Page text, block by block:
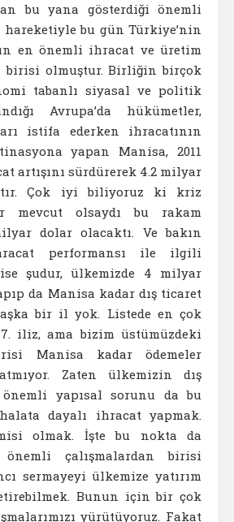
bu yana gösterdiği önemli
bu gün Türkiye’nin
en önemli ihracat ve üretim
birisi olmuştur. Birliğin birçok
tabanlı siyasal ve politik
Avrupa’da hükümetler,
istifa ederken ihracatının
yapan Manisa, 2011
artışını sürdürerek 4.2 milyar
Çok iyi biliyoruz ki kriz
mevcut olsaydı bu rakam
dolar olacaktı. Ve bakın
performansı ile ilgili
şudur, ülkemizde 4 milyar
da Manisa kadar dış ticaret
bir il yok. Listede en çok
iliz, ama bizim üstümüzdeki
Manisa kadar ödemeler
Zaten ülkemizin dış
yapısal sorunu da bu
dayalı ihracat yapmak.
olmak. İşte bu nokta da
çalışmalardan birisi
sermayeyi ülkemize yatırım
Bunun için bir çok
yürütüyoruz. Fakat